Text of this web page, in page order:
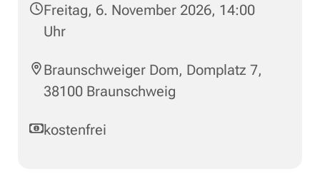
Freitag, 6. November 2026, 14:00
Uhr
Braunschweiger Dom, Domplatz 7,
38100 Braunschweig
kostenfrei